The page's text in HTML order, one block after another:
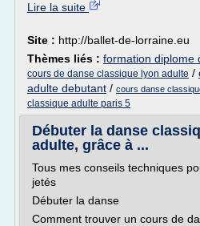
Lire la suite
Site : http://ballet-de-lorraine.eu
Thèmes liés : formation diplome
cours de danse classique lyon adulte /
adulte debutant / cours danse
classique adulte paris 5
Débuter la danse
adulte, grâce à ...
Tous mes conseils techniques
jetés
Débuter la danse
Comment trouver un cours de